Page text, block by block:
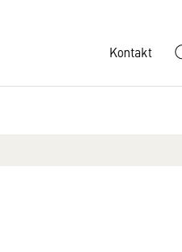
Kontakt